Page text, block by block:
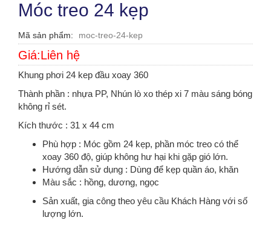
Móc treo 24 kẹp
Mã sản phẩm moc-treo-24-kep
Giá:Liên hệ
Khung phơi 24 kep đầu xoay 360
Thành phần : nhựa PP, Nhún lò xo thép xi 7 màu sáng bóng
không rỉ sét.
Kích thước : 31 x 44 cm
Phù hợp : Móc gồm 24 kẹp, phần móc treo có thể
xoay 360 độ, giúp không hư hại khi gặp gió lớn.
Hướng dẫn sử dụng : Dùng để kẹp quần áo, khăn
Màu sắc : hồng, dương, ngọc
Sản xuất, gia công theo yêu cầu Khách Hàng với số
lượng lớn.